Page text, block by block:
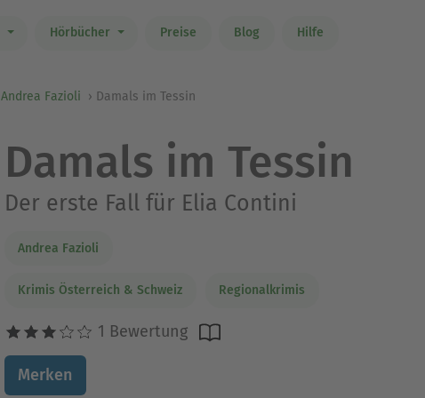
Hörbücher Preise Blog Hilfe
Andrea Fazioli Damals im Tessin
Damals im Tessin
Der erste Fall für Elia Contini
Andrea Fazioli
Krimis Österreich & Schweiz Regionalkrimis
1 Bewertung
Merken